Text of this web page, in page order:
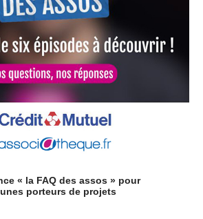
« la FAQ des assos » pour
porteurs de projets